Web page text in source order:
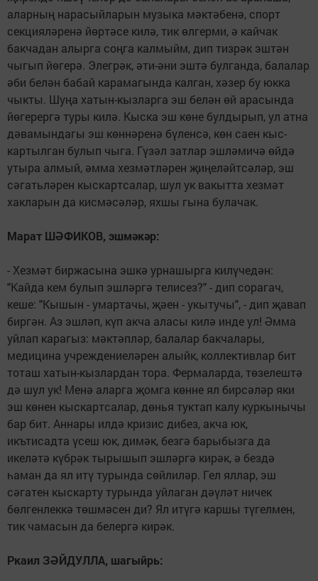
аларның нарасыйларын музыка мәктә­бенә, спорт
секцияләренә йөртәсе килә, тик өлгерми, ә кайчак
бакчадан алырга соңга калмыйм, дип тизрәк эштән
чыгып йөгерә. Элег­рәк, әти-әни эштә булганда, балалар
әби белән бабай карамагында калган, хәзер бу юкка
чыкты. Шуңа хатын-кызларга эш белән өй арасында
йөгерергә туры килә. Кыска эш көне булдырып, ул атна
дәвамындагы эш көн­нәренә бүленсә, көн саен кыс­
картылган булып чыга. Гү­зәл затлар эшләмичә өйдә
утыра алмый, әмма хезмәт­ләрен җиңеләйтсәләр, эш
сәгатьләрен кыскартсалар, шул ук вакытта хезмәт
хакларын да кисмәсәләр, яхшы гына булачак.
Марат ШӘФИКОВ, эшмәкәр:
- Хезмәт биржасына эш­кә урнашырга килүчедән:
"Кайда кем булып эшләргә телисез?" - дип сорагач,
кеше: "Кышын - умартачы, җә­ен - укытучы", - дип җавап
биргән. Аз эшләп, күп акча аласы килә инде ул! Әмма
уйлап карагыз: мәктәпләр, балалар бакчалары,
медицина учреждениеләрен алыйк, кол­лективлар бит
тоташ ха­тын-кызлардан тора. Фермаларда, төзелештә
дә шул ук! Менә аларга җомга көнне ял бирсәләр яки
эш көнен кыс­картсалар, дөнья туктап калу куркынычы
бар бит. Аннары илдә кризис дибез, акча юк,
икътисадта үсеш юк, димәк, безгә барыбызга да
икеләтә күбрәк тырышып эшләргә кирәк, ә бездә
һаман да ял итү турында сөйлиләр. Гел яллар, эш
сәгатен кыс­карту турында уйлаган дәү­ләт ничек
бөлгенлеккә төш­мәсен ди? Ял итүгә каршы түгелмен,
тик чамасын да белергә кирәк.
Ркаил ЗӘЙДУЛЛА, шагыйрь: